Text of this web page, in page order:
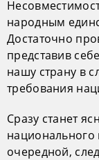
народным
Достаточно
представив
нашу страну в
требования
Сразу станет
национального
очередной,